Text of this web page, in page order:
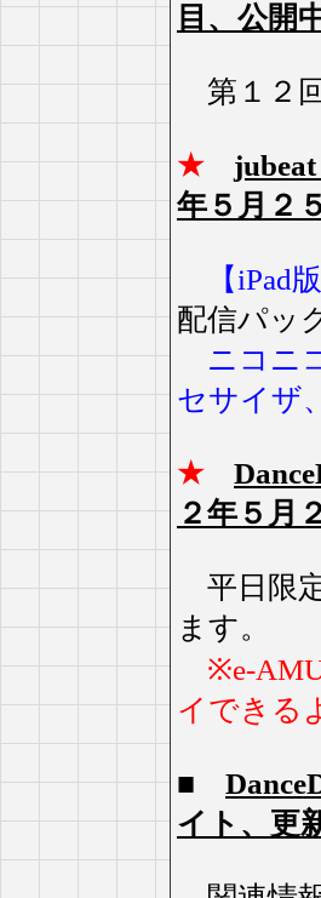
目、公開
第１２
★
年５月２
【iPad
配信パッ
ニコニ
セサイザ
★
２年５月
平日限
ます。
※e-
イできる
■
イト、更